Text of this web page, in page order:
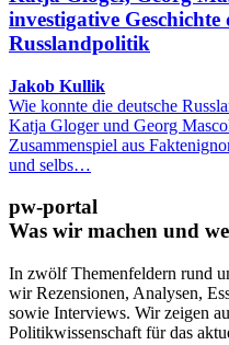
investigative Geschichte
Russlandpolitik
Jakob Kullik
Wie konnte die deutsche
Katja Gloger und Georg
Zusammenspiel aus
und selbs…
pw-portal
Was wir machen und
In zwölf Themenfeldern rund
wir Rezensionen, Analysen,
sowie Interviews. Wir zeigen
Politikwissenschaft für das